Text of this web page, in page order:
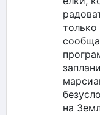
только
на